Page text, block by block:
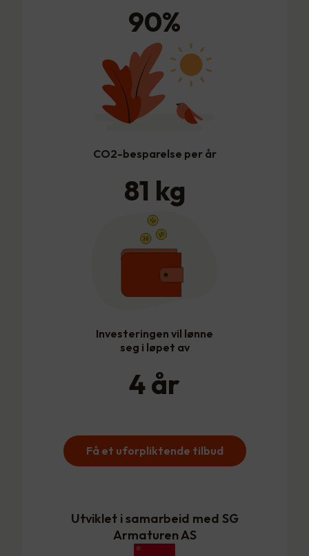
90%
CO2-besparelse per år
81 kg
Investeringen vil lønne
seg i løpet av
4år
Få et uforpliktende tilbud
Utviklet i samarbeid med SG
Armaturen AS